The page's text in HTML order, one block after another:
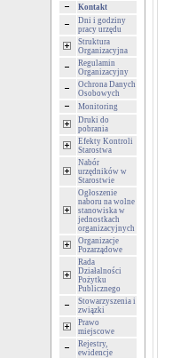
Kontakt
Dni i godziny
pracy urzędu
Struktura
Organizacyjna
Regulamin
Organizacyjny
Ochrona Danych
Osobowych
Monitoring
Druki do
pobrania
Efekty Kontroli
Starostwa
Nabór
urzędników w
Starostwie
Ogłoszenie
naboru na wolne
stanowiska w
jednostkach
organizacyjnych
Organizacje
Pozarządowe
Rada
Działalności
Pożytku
Publicznego
Stowarzyszenia i
związki
Prawo
miejscowe
Rejestry,
ewidencje